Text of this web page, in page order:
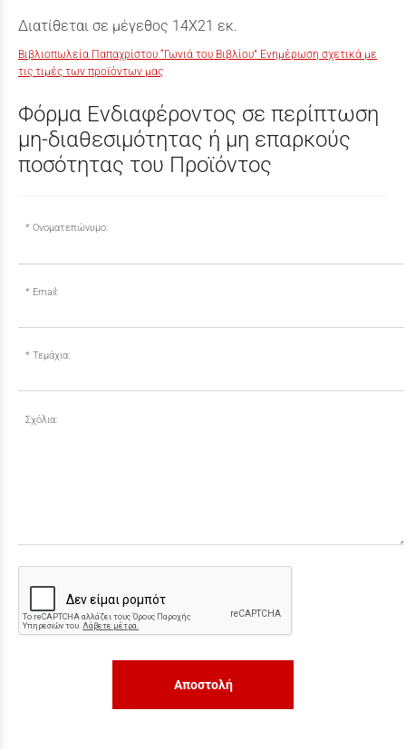
Διατίθεται σε μέγεθος 14Χ21 εκ.
Βιβλιοπωλεία Παπαχρίστου “Γωνιά του Βιβλίου” Ενημέρωση σχετικά με
τις τιμές των προϊόντων μας
Φόρμα Ενδιαφέροντος σε περίπτωση
μη-διαθεσιμότητας ή μη επαρκούς
ποσότητας του Προϊόντος
Ονοματεπώνυμο:
Email:
Τεμάχια:
Σχόλια:
Αποστολή